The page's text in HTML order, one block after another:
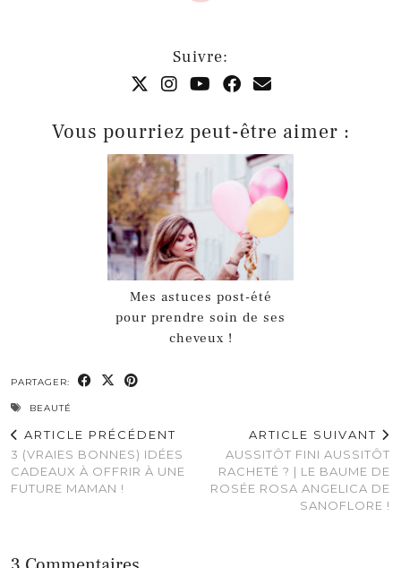
Suivre:
Vous pourriez peut-être aimer :
Mes astuces post-été
pour prendre soin de ses
cheveux !
PARTAGER:
BEAUTÉ
ARTICLE PRÉCÉDENT
3 (VRAIES BONNES) IDÉES
CADEAUX À OFFRIR À UNE
FUTURE MAMAN !
ARTICLE SUIVANT
AUSSITÔT FINI AUSSITÔT
RACHETÉ ? | LE BAUME DE
ROSÉE ROSA ANGELICA DE
SANOFLORE !